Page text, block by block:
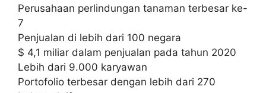
Perusahaan perlindungan tanaman terbesar ke-
7
Penjualan di lebih dari 100 negara
$ 4,1 miliar dalam penjualan pada tahun 2020
Lebih dari 9.000 karyawan
Portofolio terbesar dengan lebih dari 270